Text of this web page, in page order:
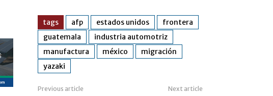
tags afp estados unidos
frontera
guatemala
industria automotriz
manufactura
méxico
migración
yazaki
Previous article Next article